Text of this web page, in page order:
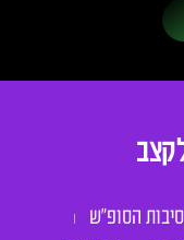
הסופ״ש